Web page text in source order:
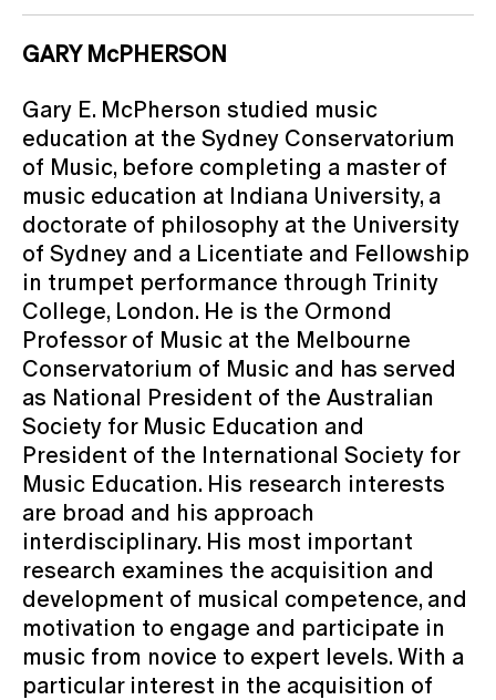
GARY McPHERSON
Gary E. McPherson studied music
education at the Sydney Conservatorium
of Music, before completing a master of
music education at Indiana University, a
doctorate of philosophy at the University
of Sydney and a Licentiate and Fellowship
in trumpet performance through Trinity
College, London. He is the Ormond
Professor of Music at the Melbourne
Conservatorium of Music and has served
as National President of the Australian
Society for Music Education and
President of the International Society for
Music Education. His research interests
are broad and his approach
interdisciplinary. His most important
research examines the acquisition and
development of musical competence, and
motivation to engage and participate in
music from novice to expert levels. With a
particular interest in the acquisition of